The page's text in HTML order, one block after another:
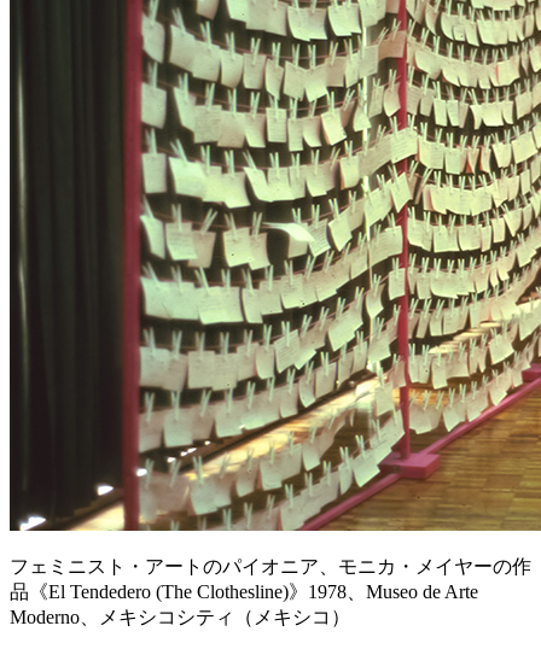
フェミニスト・アートのパイオニア、モニカ・メイヤーの作
品《El Tendedero (The Clothesline)》1978、Museo de Arte
Moderno、メキシコシティ（メキシコ）